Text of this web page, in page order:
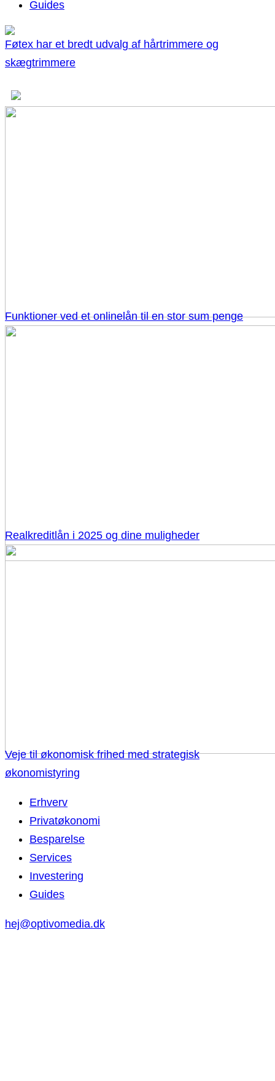
Guides
Føtex har et bredt udvalg af hårtrimmere og
skægtrimmere
Funktioner ved et onlinelån til en stor sum penge
Realkreditlån i 2025 og dine muligheder
Veje til økonomisk frihed med strategisk
økonomistyring
Erhverv
Privatøkonomi
Besparelse
Services
Investering
Guides
hej@optivomedia.dk